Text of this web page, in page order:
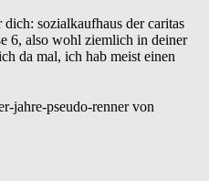
sozialkaufhaus der caritas
6, also wohl ziemlich in deiner
da mal, ich hab meist einen
jahre-pseudo-renner von